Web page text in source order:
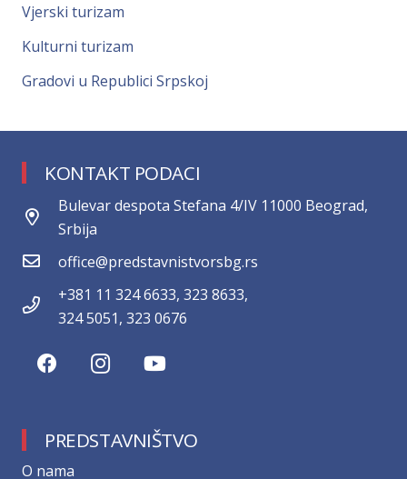
Vjerski turizam
Kulturni turizam
Gradovi u Republici Srpskoj
KONTAKT PODACI
Bulevar despota Stefana 4/IV 11000 Beograd,
Srbija
office@predstavnistvorsbg.rs
+381 11 324 6633, 323 8633,
324 5051, 323 0676
PREDSTAVNIŠTVO
О nama